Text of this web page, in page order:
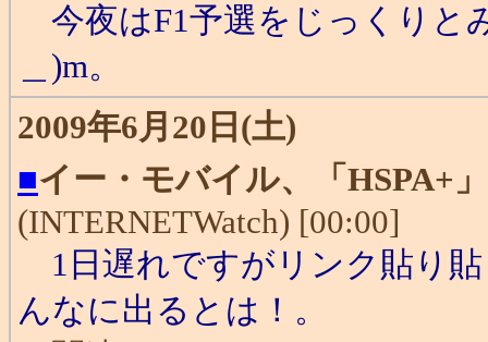
今夜はF1予選をじっくりと
＿)m。
2009年6月20日(土)
■イー・モバイル、「HSPA+
(INTERNETWatch) [00:00]
1日遅れですがリンク貼り
んなに出るとは！。